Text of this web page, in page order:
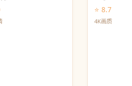
⭐ 8.7
4K画质